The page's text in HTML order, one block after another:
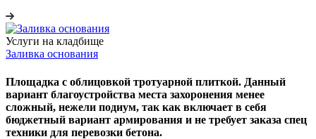
Услуги на кладбище
Заливка основания
Площадка с облицовкой тротуарной плиткой. Данный
вариант благоустройства места захоронения менее
сложный, нежели подиум, так как включает в себя
бюджетный вариант армирования и не требует заказа спец
техники для перевозки бетона.